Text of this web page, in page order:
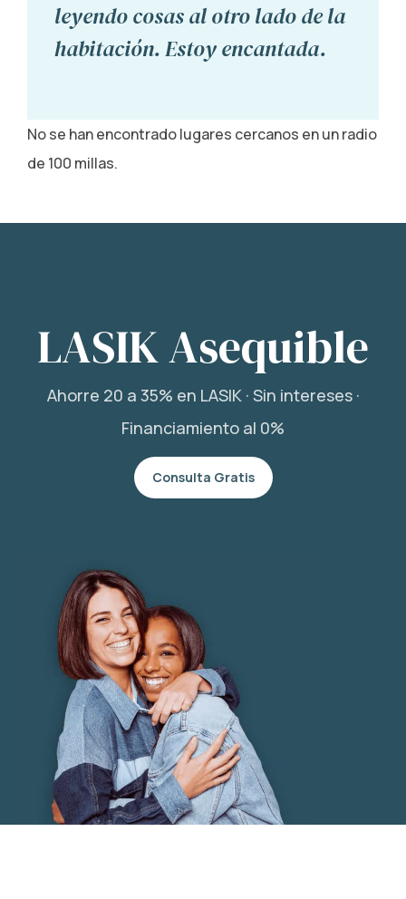
leyendo cosas al otro lado de la
habitación. Estoy encantada.
No se han encontrado lugares cercanos en un radio
de 100 millas.
LASIK Asequible
Ahorre 20 a 35% en LASIK · Sin intereses ·
Financiamiento al 0%
Consulta Gratis